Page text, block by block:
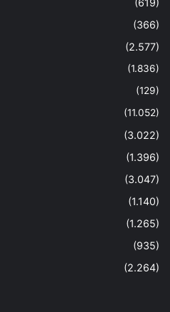
(366)
(2.577)
(1.836)
(129)
(11.052)
(3.022)
(1.396)
(3.047)
(1.140)
(1.265)
(935)
(2.264)